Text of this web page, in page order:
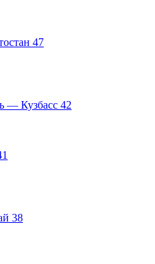
47
— Кузбасс 42
38